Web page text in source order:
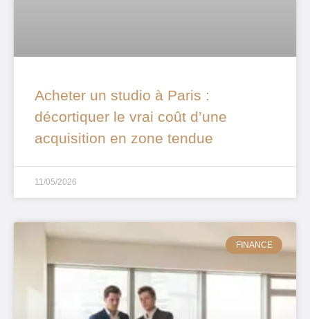
Acheter un studio à Paris :
décortiquer le vrai coût d’une
acquisition en zone tendue
11/05/2026
FINANCE